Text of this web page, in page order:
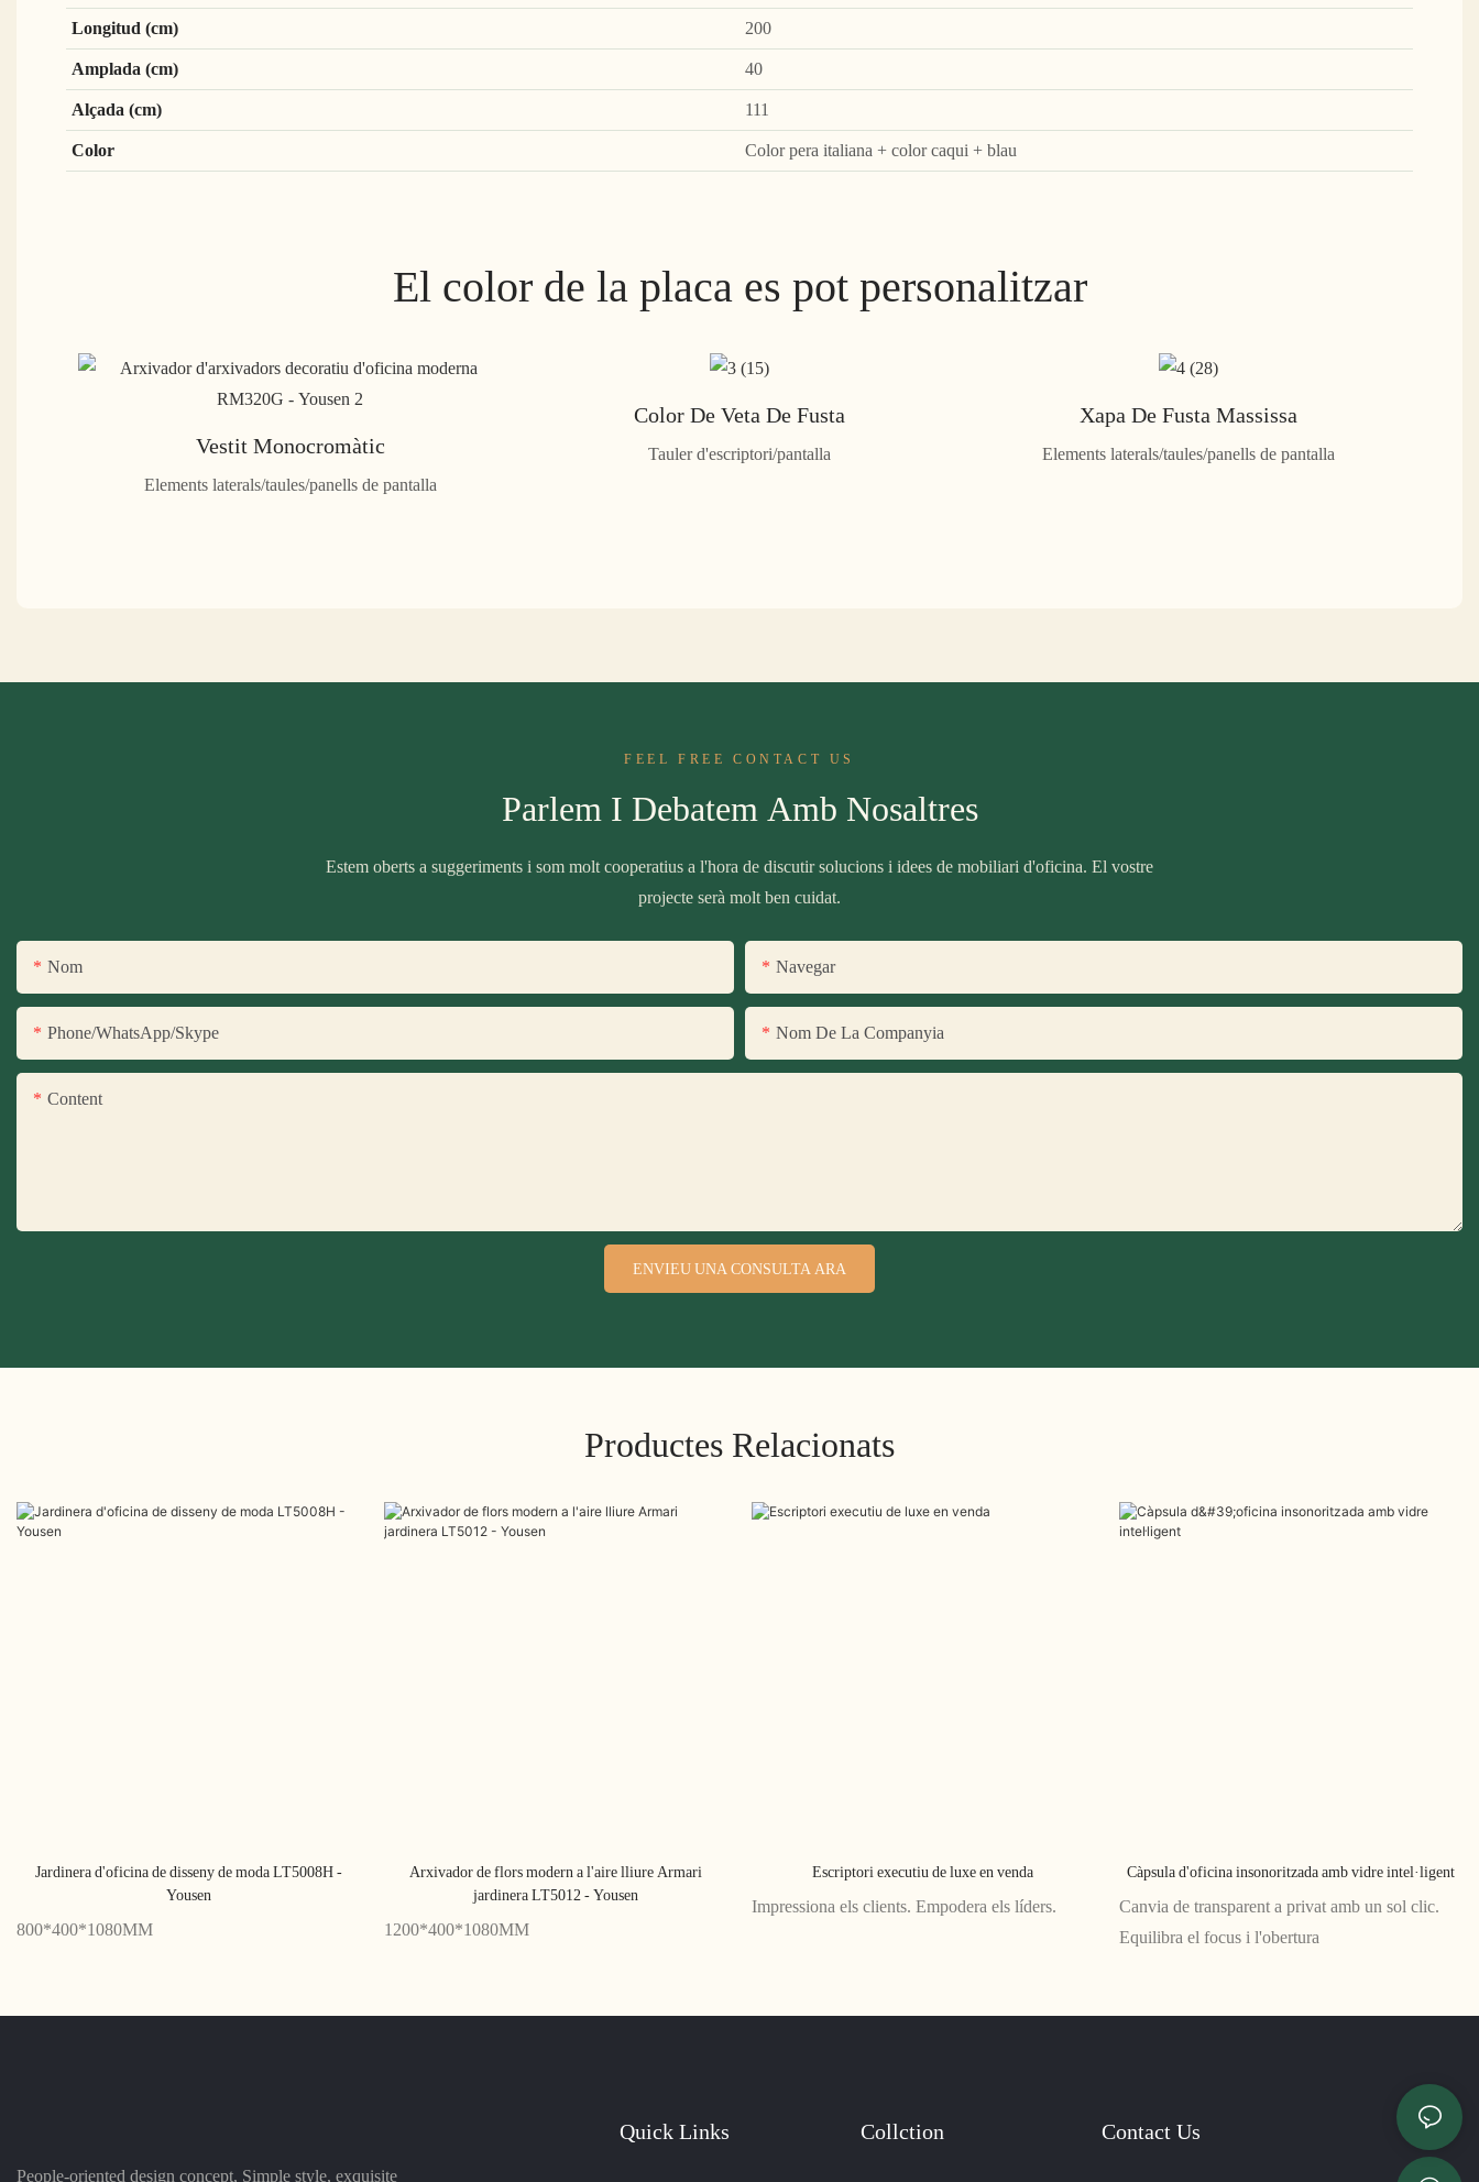
Longitud (cm)
200
Amplada (cm)
40
Alçada (cm)
111
Color
Color pera italiana + color caqui + blau
El color de la placa es pot personalitzar
Vestit Monocromàtic
Elements laterals/taules/panells de pantalla
Color De Veta De Fusta
Tauler d'escriptori/pantalla
Xapa De Fusta Massissa
Elements laterals/taules/panells de pantalla
FEEL FREE CONTACT US
Parlem I Debatem Amb Nosaltres
Estem oberts a suggeriments i som molt cooperatius a l'hora de discutir solucions i idees de mobiliari d'oficina. El vostre
projecte serà molt ben cuidat.
Nom Navegar
Phone/WhatsApp/Skype Nom De La Companyia
Content
ENVIEU UNA CONSULTA ARA
Productes Relacionats
Jardinera d'oficina de disseny de moda LT5008H -
Yousen
800*400*1080MM
Arxivador de flors modern a l'aire lliure Armari
jardinera LT5012 - Yousen
1200*400*1080MM
Escriptori executiu de luxe en venda
Impressiona els clients. Empodera els líders.
Càpsula d'oficina insonoritzada amb vidre intel·ligent
Canvia de transparent a privat amb un sol clic.
Equilibra el focus i l'obertura
People-oriented design concept, Simple style, exquisite
Quick Links Collction Contact Us